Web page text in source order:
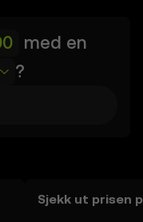
med en
?
Sjekk ut prisen